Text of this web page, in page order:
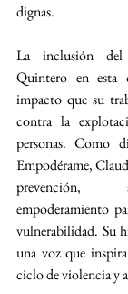
dignas.
La inclusión del
Quintero en esta
impacto que su
contra la
personas. Como
Empodérame,
prevención,
empoderamiento
vulnerabilidad. Su
una voz que
ciclo de violencia y